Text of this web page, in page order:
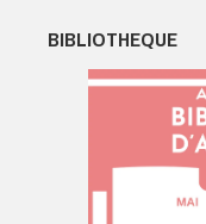
BIBLIOTHEQUE